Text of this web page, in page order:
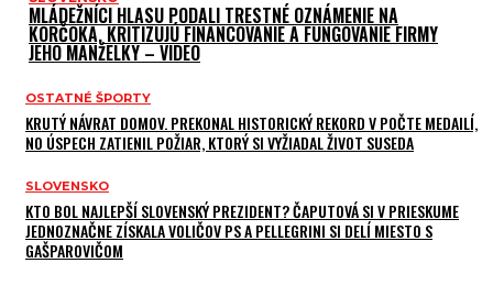
MLÁDEŽNÍCI HLASU PODALI TRESTNÉ OZNÁMENIE NA
KORČOKA, KRITIZUJÚ FINANCOVANIE A FUNGOVANIE FIRMY
JEHO MANŽELKY – VIDEO
OSTATNÉ ŠPORTY
KRUTÝ NÁVRAT DOMOV. PREKONAL HISTORICKÝ REKORD V POČTE MEDAILÍ,
NO ÚSPECH ZATIENIL POŽIAR, KTORÝ SI VYŽIADAL ŽIVOT SUSEDA
SLOVENSKO
KTO BOL NAJLEPŠÍ SLOVENSKÝ PREZIDENT? ČAPUTOVÁ SI V PRIESKUME
JEDNOZNAČNE ZÍSKALA VOLIČOV PS A PELLEGRINI SI DELÍ MIESTO S
GAŠPAROVIČOM